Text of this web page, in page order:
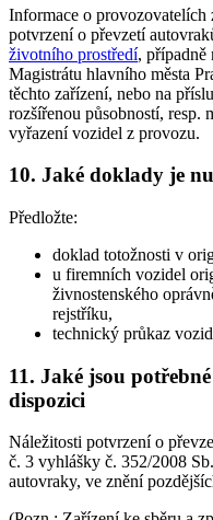
Informace o
potvrzení o převzetí
životního prostředí, případně
Magistrátu hlavního města
těchto zařízení, nebo na
rozšířenou působností, resp.
vyřazení vozidel z provozu.
10. Jaké doklady je
Předložte:
doklad totožnosti v
u firemních vozidel
živnostenského
rejstříku,
technický průkaz
11. Jaké jsou
dispozici
Náležitosti potvrzení o
č. 3 vyhlášky č. 352/2008
autovraky, ve znění